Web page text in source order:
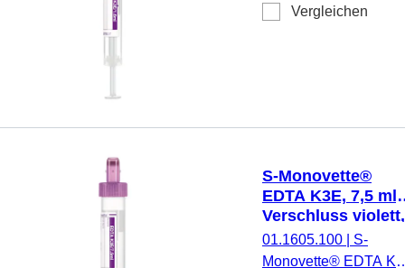
Präparierung: K3
Etikett/Druck: violett,
Stück/Karton, steril
Vergleichen
S-Monovette®
EDTA K3E, 7,5 ml,
Verschluss violett,
(LxØ): 92 x 15
mit Papieretikett
01.1605.100
S-
Monovette® EDTA